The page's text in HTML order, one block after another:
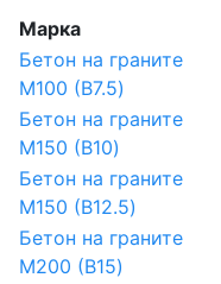
Марка
Бетон на граните
М100 (B7.5)
Бетон на граните
М150 (B10)
Бетон на граните
М150 (B12.5)
Бетон на граните
М200 (B15)